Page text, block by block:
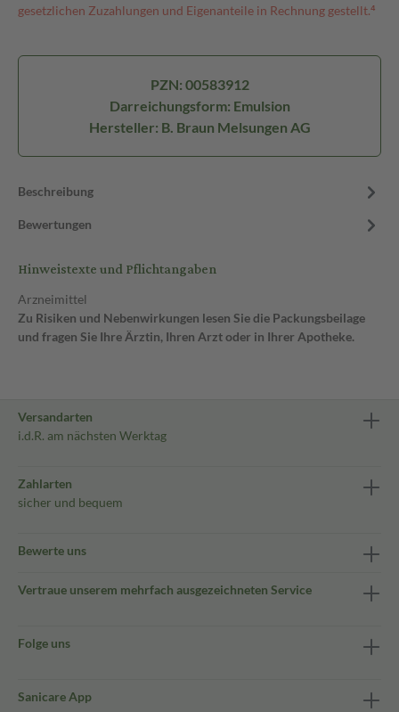
gesetzlichen Zuzahlungen und Eigenanteile in Rechnung gestellt.⁴
PZN: 00583912
Darreichungsform: Emulsion
Hersteller: B. Braun Melsungen AG
Beschreibung
Bewertungen
Hinweistexte und Pflichtangaben
Arzneimittel
Zu Risiken und Nebenwirkungen lesen Sie die Packungsbeilage
und fragen Sie Ihre Ärztin, Ihren Arzt oder in Ihrer Apotheke.
Versandarten
i.d.R. am nächsten Werktag
Zahlarten
sicher und bequem
Bewerte uns
Vertraue unserem mehrfach ausgezeichneten Service
Folge uns
Sanicare App